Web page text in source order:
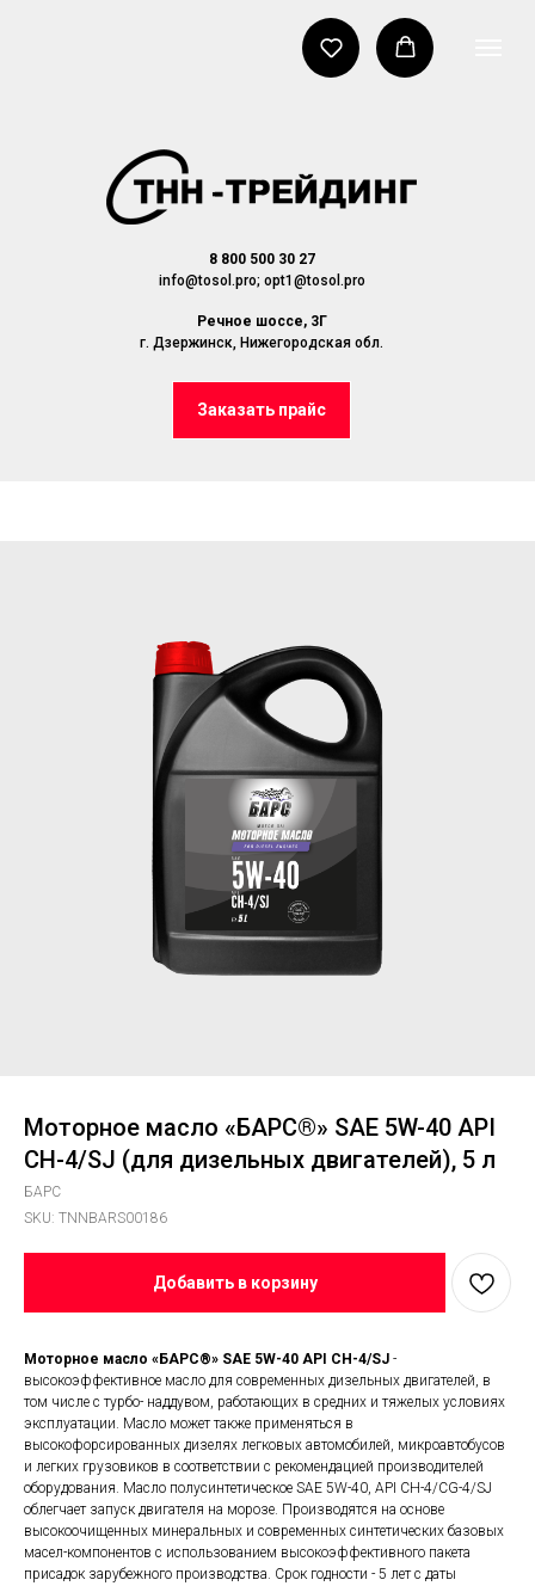
8 800 500 30 27
info@tosol.pro; opt1@tosol.pro
Речное шоссе, 3Г
г. Дзержинск, Нижегородская обл.
Заказать прайс
Моторное масло «БАРС®» SAE 5W-40 API
CH-4/SJ (для дизельных двигателей), 5 л
БАРС
SKU: TNNBARS00186
Добавить в корзину
Моторное масло «БАРС®» SAE 5W-40 API CH-4/SJ -
высокоэффективное масло для современных дизельных двигателей, в
том числе с турбо- наддувом, работающих в средних и тяжелых условиях
эксплуатации. Масло может также применяться в
высокофорсированных дизелях легковых автомобилей, микроавтобусов
и легких грузовиков в соответствии с рекомендацией производителей
оборудования. Масло полусинтетическое SAE 5W-40, API CН-4/CG-4/SJ
облегчает запуск двигателя на морозе. Производятся на основе
высокоочищенных минеральных и современных синтетических базовых
масел-компонентов с использованием высокоэффективного пакета
присадок зарубежного производства. Срок годности - 5 лет с даты